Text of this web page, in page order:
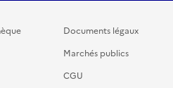
Documents légaux
Marchés publics
CGU